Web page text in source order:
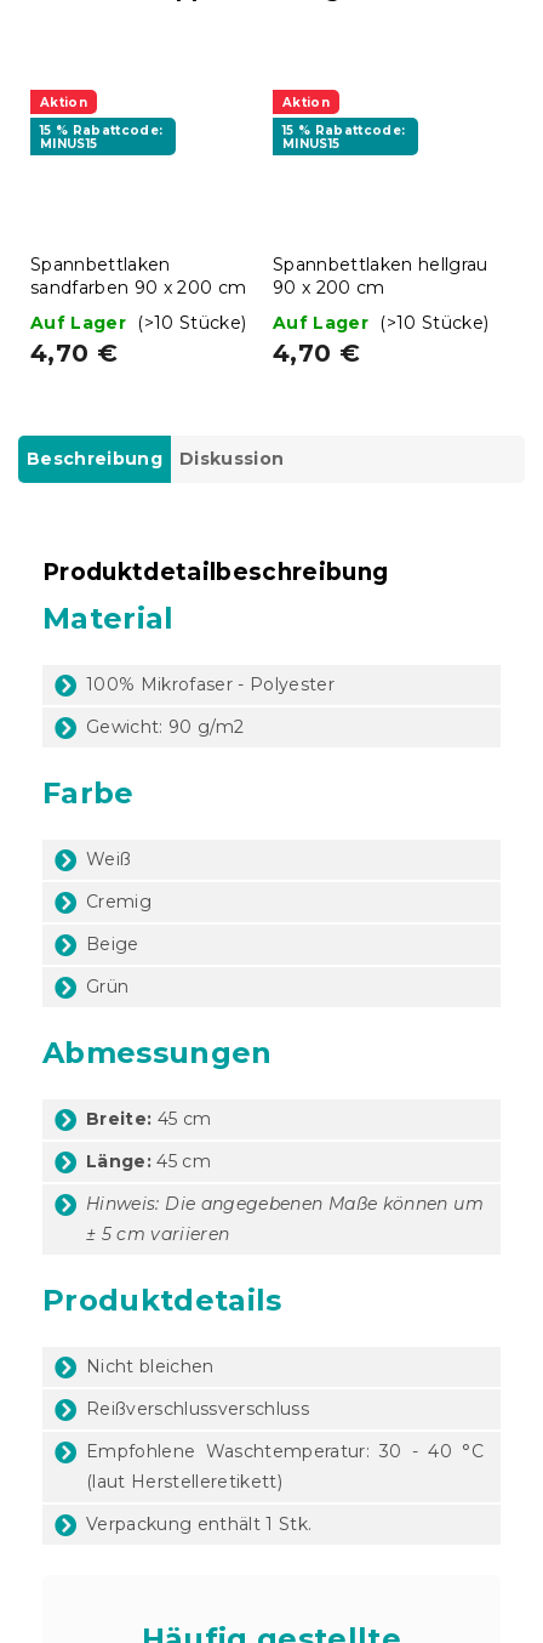
Aktion
15 % Rabattcode:
MINUS15
Spannbettlaken
sandfarben 90 x 200 cm
Auf Lager
(>10 Stücke)
4,70 €
Aktion
15 % Rabattcode:
MINUS15
Spannbettlaken hellgrau
90 x 200 cm
Auf Lager
(>10 Stücke)
4,70 €
Beschreibung Diskussion
Produktdetailbeschreibung
Material
100% Mikrofaser - Polyester
Gewicht: 90 g/m2
Farbe
Weiß
Cremig
Beige
Grün
Abmessungen
Breite: 45 cm
Länge: 45 cm
Hinweis: Die angegebenen Maße können um
± 5 cm variieren
Produktdetails
Nicht bleichen
Reißverschlussverschluss
Empfohlene Waschtemperatur: 30 - 40 °C
(laut Herstelleretikett)
Verpackung enthält 1 Stk.